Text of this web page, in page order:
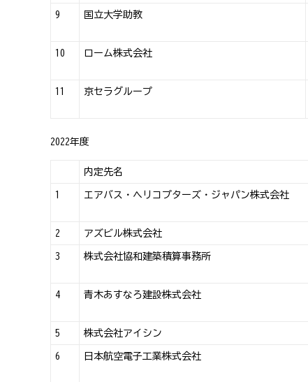
9 国立大学助教
10 ローム株式会社
11 京セラグループ
2022年度
内定先名
1 エアバス・ヘリコプターズ・ジャパン株式会社
2 アズビル株式会社
3 株式会社協和建築積算事務所
4 青木あすなろ建設株式会社
5 株式会社アイシン
6 日本航空電子工業株式会社